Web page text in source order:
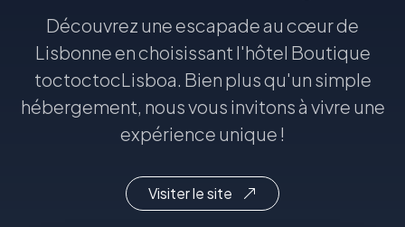
Découvrez une escapade au cœur de
Lisbonne en choisissant l'hôtel Boutique
toctoctocLisboa. Bien plus qu'un simple
hébergement, nous vous invitons à vivre une
expérience unique !
Visiter le site